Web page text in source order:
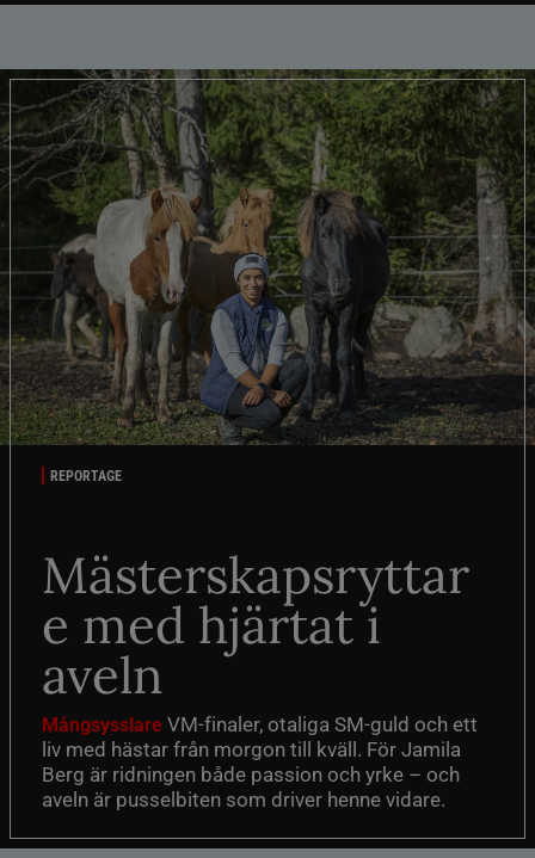
REPORTAGE
Mästerskapsryttar
e med hjärtat i
aveln
Mångsysslare VM-finaler, otaliga SM-guld och ett
liv med hästar från morgon till kväll. För Jamila
Berg är ridningen både passion och yrke – och
aveln är pusselbiten som driver henne vidare.